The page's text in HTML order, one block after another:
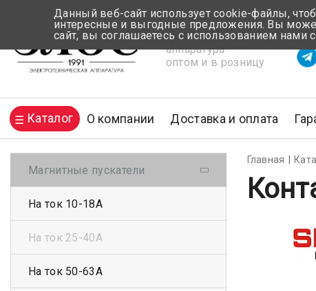
Электротехническая
аппаратура
оптом и в розницу
Каталог О компании Доставка и оплата
Главная
Магнитные пускатели
На ток 10-18А
На ток 25-40А
На ток 50-63А
Данный веб-сайт использует cookie-файлы,
интересные и выгодные предложения. Вы
сайт, вы соглашаетесь с использованием нами